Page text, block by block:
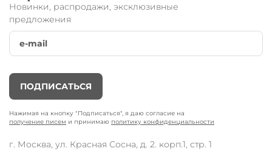
Deluxe Magic сиреневый LED
швейцарского бренда Micro.
Главное преимущество модели — LED ручки на
руле, которые светятся 5 разными цветами и
малыш прикоснется к рулюMini Micro Deluxe
Новинки, распродажи, эксклюзивные
предложения
ПОДПИСАТЬСЯ
Нажимая на кнопку "Подписаться", я даю согласие на
получение писем и принимаю политику конфиденциальности
г. Москва, ул. Красная Сосна, д. 2. корп.1, стр. 1